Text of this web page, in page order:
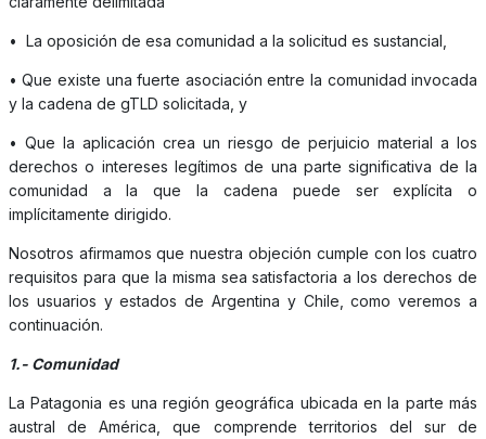
• La oposición de esa comunidad a la solicitud es sustancial,
• Que existe una fuerte asociación entre la comunidad invocada
y la cadena de gTLD solicitada, y
• Que la aplicación crea un riesgo de perjuicio material a los
derechos o intereses legítimos de una parte significativa de la
comunidad a la que la cadena puede ser explícita o
implícitamente dirigido.
Nosotros afirmamos que nuestra objeción cumple con los cuatro
requisitos para que la misma sea satisfactoria a los derechos de
los usuarios y estados de Argentina y Chile, como veremos a
continuación.
1.- Comunidad
La Patagonia es una región geográfica ubicada en la parte más
austral de América, que comprende territorios del sur de